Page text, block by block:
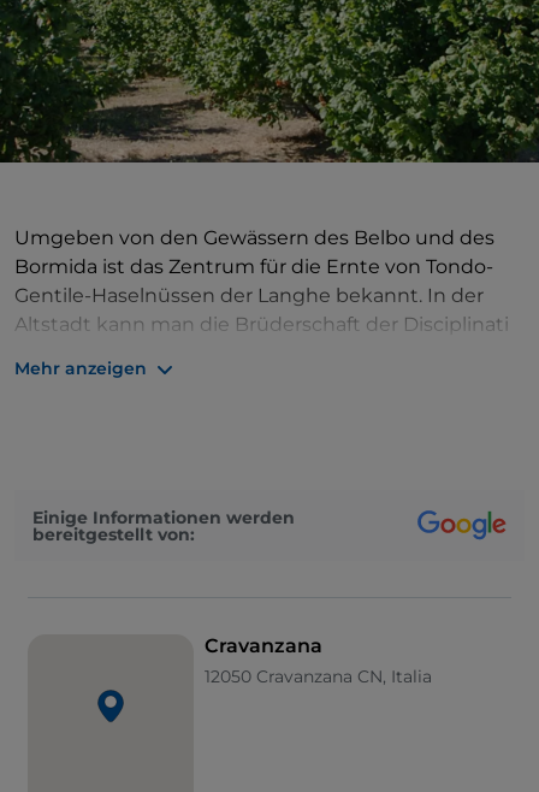
Umgeben von den Gewässern des Belbo und des
Bormida ist das Zentrum für die Ernte von Tondo-
Gentile-Haselnüssen der Langhe bekannt. In der
Altstadt kann man die Brüderschaft der Disciplinati
Terrakotta und die Pfarrkirche S. Pietro e Vitale aus
Privatbesitz befindet. Hier war einst das Schloss Del
Mehr anzeigen
Einige Informationen werden
bereitgestellt von:
Cravanzana
12050 Cravanzana CN, Italia